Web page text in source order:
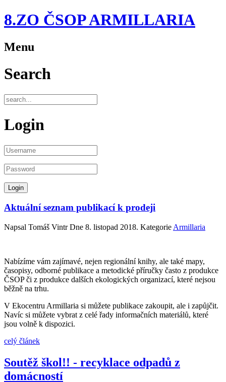
8.ZO ČSOP ARMILLARIA
Menu
Search
Login
Aktuální seznam publikací k prodeji
Napsal Tomáš Vintr Dne 8. listopad 2018. Kategorie Armillaria
Nabízíme vám zajímavé, nejen regionální knihy, ale také mapy,
časopisy, odborné publikace a metodické příručky často z produkce
ČSOP či z produkce dalších ekologických organizací, které nejsou
běžně na trhu.
V Ekocentru Armillaria si můžete publikace zakoupit, ale i zapůjčit.
Navíc si můžete vybrat z celé řady informačních materiálů, které
jsou volně k dispozici.
celý článek
Soutěž škol!! - recyklace odpadů z
domácností